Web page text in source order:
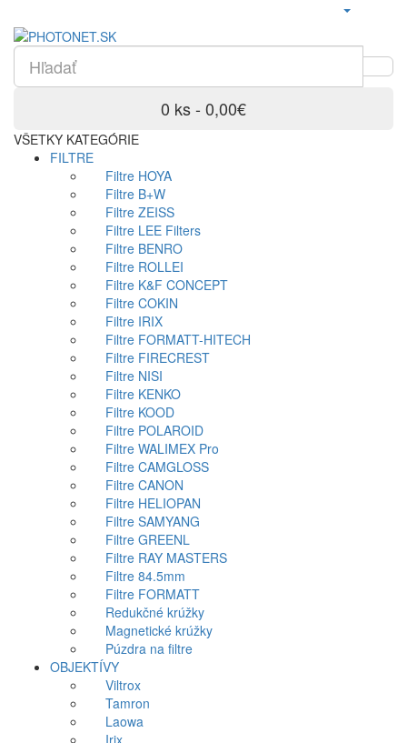
0 ks - 0,00€
VŠETKY KATEGÓRIE
FILTRE
Filtre HOYA
Filtre B+W
Filtre ZEISS
Filtre LEE Filters
Filtre BENRO
Filtre ROLLEI
Filtre K&F CONCEPT
Filtre COKIN
Filtre IRIX
Filtre FORMATT-HITECH
Filtre FIRECREST
Filtre NISI
Filtre KENKO
Filtre KOOD
Filtre POLAROID
Filtre WALIMEX Pro
Filtre CAMGLOSS
Filtre CANON
Filtre HELIOPAN
Filtre SAMYANG
Filtre GREENL
Filtre RAY MASTERS
Filtre 84.5mm
Filtre FORMATT
Redukčné krúžky
Magnetické krúžky
Púzdra na filtre
OBJEKTÍVY
Viltrox
Tamron
Laowa
Irix